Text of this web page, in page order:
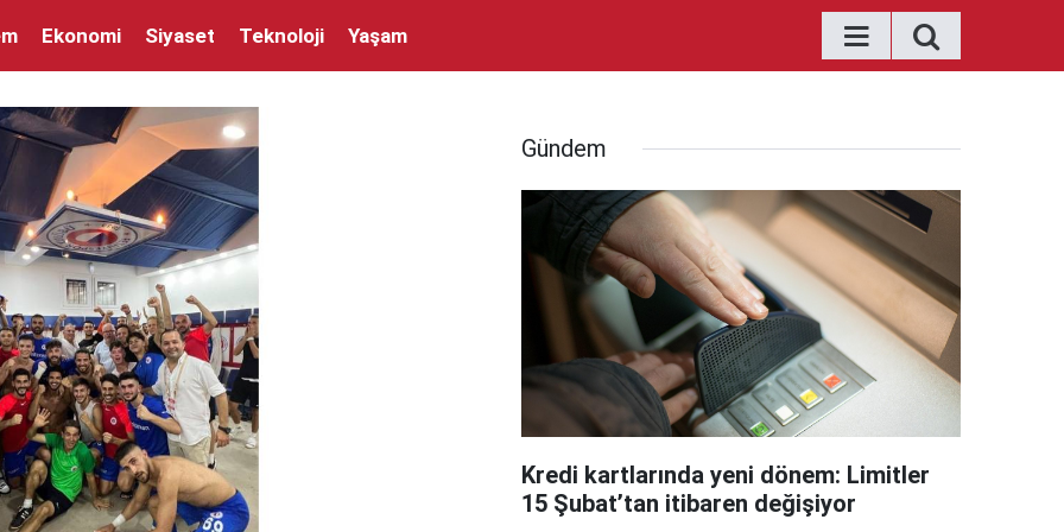
Ekonomi Siyaset Teknoloji Yaşam
Gündem
Kredi kartlarında yeni dönem: Limitler
15 Şubat’tan itibaren değişiyor